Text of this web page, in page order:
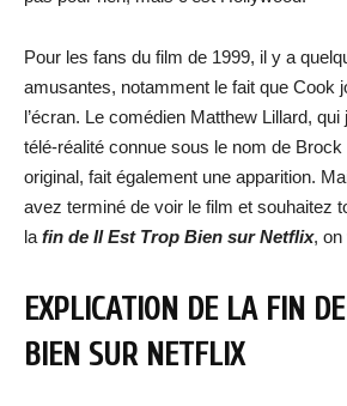
Pour les fans du film de 1999, il y a
amusantes, notamment le fait que Cook
l’écran. Le comédien Matthew Lillard,
télé-réalité connue sous le nom de
original, fait également une apparition.
avez terminé de voir le film et souhaitez
la fin de Il Est Trop Bien sur Netflix, on
EXPLICATION DE LA FIN
BIEN SUR NETFLIX